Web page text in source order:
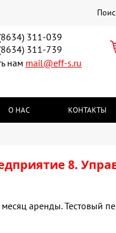
311-039
311-739
нам mail@eff-s.ru
О НАС КОНТАКТЫ
8.
месяц аренды. Тестовый